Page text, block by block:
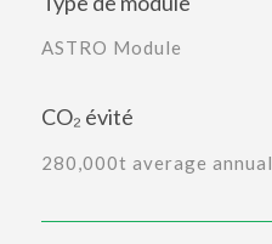
ASTRO Module
CO₂ évité
280,000t average annual